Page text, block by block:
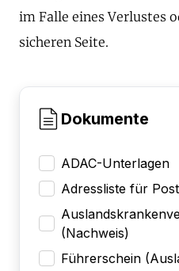
im Falle eines Verlustes
sicheren Seite.
Dokumente
ADAC-Unterlagen
Adressliste für
(Nachweis)
Führerschein